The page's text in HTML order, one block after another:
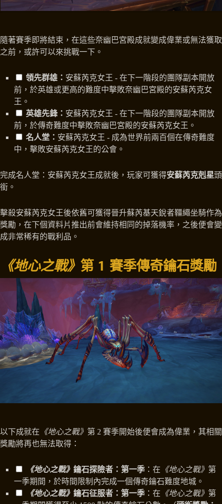
隨著賽季即將結束，在這些奈幽巴宮殿成就變成偉業或無法獲取
之前，或許可以來挑戰一下。
領先群雄： 安蘇芮克女王 - 在下一階段的團隊副本開放
前，於英雄或更高的難度中擊敗奈幽巴宮殿的安蘇芮克女
王。
英雄先鋒： 安蘇芮克女王 - 在下一階段的團隊副本開放
前，於傳奇難度中擊敗奈幽巴宮殿的安蘇芮克女王。
名人堂： 安蘇芮克女王 - 成為世界前兩百個在傳奇難度
中，擊敗安蘇芮克女王的公會。
完成名人堂：安蘇芮克女王成就後，玩家可獲得安蘇芮克剋星頭
銜。
擊殺安蘇芮克女王後依舊可獲得晉升蘇芮基天銳者韁繩坐騎作為
獎勵，在下個資料片推出前會維持相同的掉落機率，之後便會變
成非常稀有的戰利品。
《地心之戰》 第 1 賽季傳奇鑰石獎勵
以下成就在 《地心之戰》 第 2 賽季開始後便會成為偉業，其相關
獎勵將再也無法取得：
《地心之戰》 鑰石探險者：第一季 ：在 《地心之戰》 第
一季期間，於時間限制內完成一個傳奇鑰石難度地城。
《地心之戰》 鑰石征服者：第一季 ：在 《地心之戰》 第